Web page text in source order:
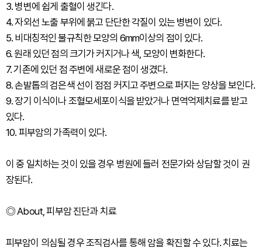
3. 병변에 쉽게 출혈이 생긴다.
4. 자외선 노출 부위에 붉고 단단한 각질이 있는 병변이 있다.
5. 비대칭적인 불규칙한 모양의 6mm이상의 점이 있다.
6. 원래 있던 점의 크기가 커지거나 색, 모양이 변화한다.
7. 기존에 있던 점 주변에 새로운 점이 생겼다.
8. 손발톱의 검은색 선이 점점 커지고 주변으로 퍼지는 양상을 보인다.
9. 장기 이식이나 조혈모세포이식을 받았거나 면역억제치료를 받고
있다.
10. 피부암의 가족력이 있다.
이 중 일치하는 것이 있을 경우 병원에 들러 전문가와 상담할 것이 권
장된다.
◎ About, 피부암 진단과 치료
피부암이 의심될 경우 조직검사를 통해 암을 확진할 수 있다. 치료는